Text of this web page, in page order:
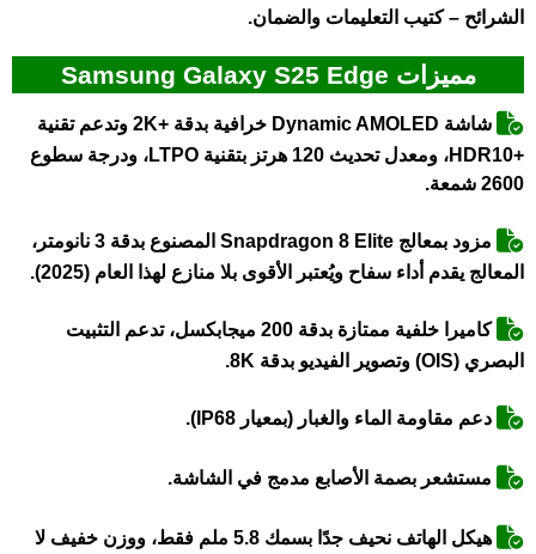
الشرائح – كتيب التعليمات والضمان.
مميزات Samsung Galaxy S25 Edge
شاشة Dynamic AMOLED خرافية بدقة +2K وتدعم تقنية
+HDR10، ومعدل تحديث 120 هرتز بتقنية LTPO، ودرجة سطوع
2600 شمعة.
مزود بمعالج Snapdragon 8 Elite المصنوع بدقة 3 نانومتر،
المعالج يقدم أداء سفاح ويُعتبر الأقوى بلا منازع لهذا العام (2025).
كاميرا خلفية ممتازة بدقة 200 ميجابكسل، تدعم التثبيت
البصري (OIS) وتصوير الفيديو بدقة 8K.
دعم مقاومة الماء والغبار (بمعيار IP68).
مستشعر بصمة الأصابع مدمج في الشاشة.
هيكل الهاتف نحيف جدًا بسمك 5.8 ملم فقط، ووزن خفيف لا